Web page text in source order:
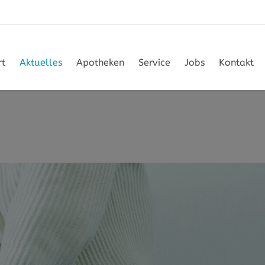
Aktuelles Apotheken Service Jobs Kontakt